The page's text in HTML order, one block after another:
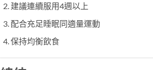
建議連續服用4週以上
配合充足睡眠同適量運動
保持均衡飲食